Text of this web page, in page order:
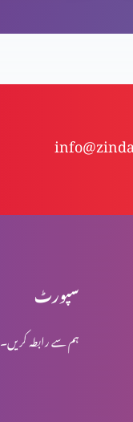
سپورٹ
ہم سے رابطہ کریں۔